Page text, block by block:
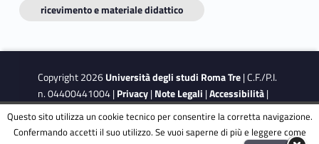
ricevimento e materiale didattico
Copyright 2026Università degli studi Roma Tre| C.F./P.I.
n. 04400441004 |Privacy|Note Legali |Accessibilità|
Obiettivi di accessibilità
| Dichiarazione di accessibilità
Questo sito utilizza un cookie tecnico per consentire la corretta navigazione.
Confermando accetti il suo utilizzo. Se vuoi saperne di più e leggere come